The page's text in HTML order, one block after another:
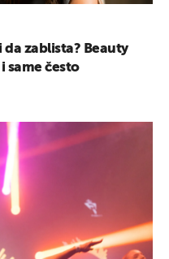
zablista? Beauty
same često